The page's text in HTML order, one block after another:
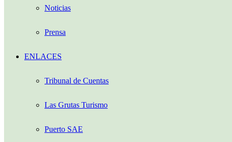
Noticias
Prensa
ENLACES
Tribunal de Cuentas
Las Grutas Turismo
Puerto SAE